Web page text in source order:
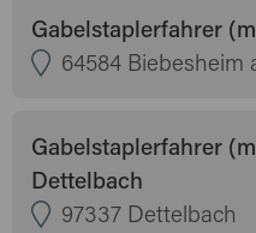
Gabelstaplerfahrer
64584 Biebesheim
Gabelstaplerfahrer
Dettelbach
97337 Dettelbach